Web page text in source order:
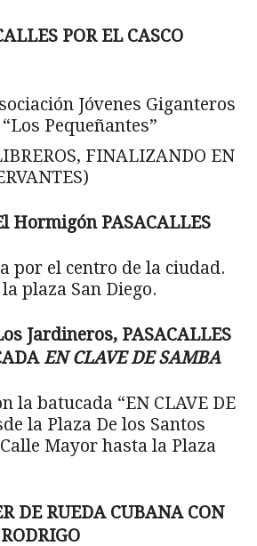
POR EL CASCO
Jóvenes Giganteros
Pequeñantes”
FINALIZANDO EN
Hormigón PASACALLES
por el centro de la ciudad.
plaza San Diego.
Jardineros, PASACALLES
EN CLAVE DE SAMBA
la batucada “EN CLAVE DE
la Plaza De los Santos
Mayor hasta la Plaza
DE RUEDA CUBANA CON